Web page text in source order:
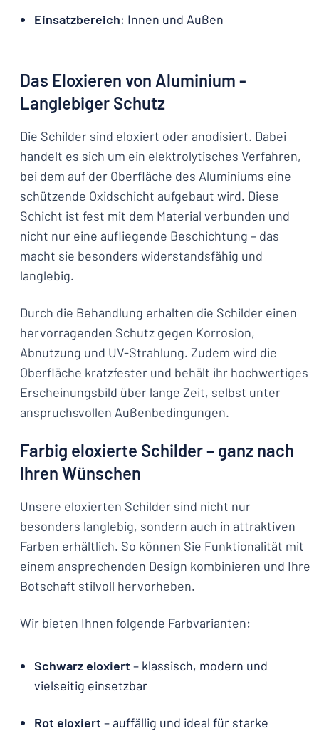
Einsatzbereich: Innen und Außen
Das Eloxieren von Aluminium -
Langlebiger Schutz
Die Schilder sind eloxiert oder anodisiert. Dabei
handelt es sich um ein elektrolytisches Verfahren,
bei dem auf der Oberfläche des Aluminiums eine
schützende Oxidschicht aufgebaut wird. Diese
Schicht ist fest mit dem Material verbunden und
nicht nur eine aufliegende Beschichtung – das
macht sie besonders widerstandsfähig und
langlebig.
Durch die Behandlung erhalten die Schilder einen
hervorragenden Schutz gegen Korrosion,
Abnutzung und UV-Strahlung. Zudem wird die
Oberfläche kratzfester und behält ihr hochwertiges
Erscheinungsbild über lange Zeit, selbst unter
anspruchsvollen Außenbedingungen.
Farbig eloxierte Schilder – ganz nach
Ihren Wünschen
Unsere eloxierten Schilder sind nicht nur
besonders langlebig, sondern auch in attraktiven
Farben erhältlich. So können Sie Funktionalität mit
einem ansprechenden Design kombinieren und Ihre
Botschaft stilvoll hervorheben.
Wir bieten Ihnen folgende Farbvarianten:
Schwarz eloxiert – klassisch, modern und
vielseitig einsetzbar
Rot eloxiert – auffällig und ideal für starke